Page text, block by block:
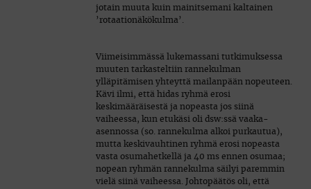
jotain muuta kuin mainitsemani kaltainen
’rotaationäkökulma’.
Viimeisimmässä lukemassani tutkimuksessa
muuten tarkasteltiin rannekulman
ylläpitämisen yhteyttä mailanpään nopeuteen.
Kävi ilmi, että hidas ryhmä erosi
keskimääräisestä ja nopeasta jos siinä
vaiheessa, kun etukäsi oli dsw:ssä vaaka-
asennossa (so. rannekulma alkoi purkautua),
mutta keskivauhtinen ryhmä erosi nopeasta
vasta osumahetkellä ja 40 ms ennen osumaa;
nopean ryhmän rannekulma säilyi paremmin
vielä siinä vaiheessa. Johtopäätös oli, että